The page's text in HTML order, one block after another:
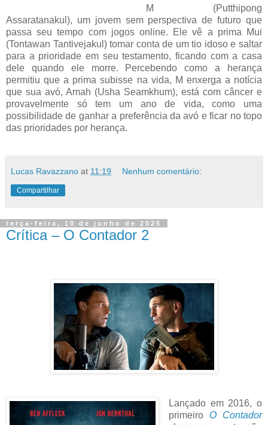
M (Putthipong
Assaratanakul), um jovem sem perspectiva de futuro que
passa seu tempo com jogos online. Ele vê a prima Mui
(Tontawan Tantivejakul) tomar conta de um tio idoso e saltar
para a prioridade em seu testamento, ficando com a casa
dele quando ele morre. Percebendo como a herança
permitiu que a prima subisse na vida, M enxerga a notícia
que sua avó, Amah (Usha Seamkhum), está com câncer e
provavelmente só tem um ano de vida, como uma
possibilidade de ganhar a preferência da avó e ficar no topo
das prioridades por herança.
Lucas Ravazzano at 11:19 Nenhum comentário:
Compartilhar
terça-feira, 10 de junho de 2025
Crítica – O Contador 2
Lançado em 2016, o
primeiro O Contador